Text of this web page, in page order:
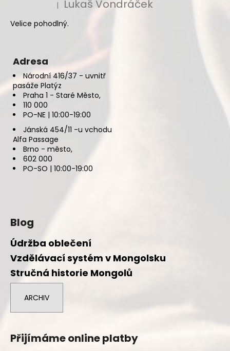
Hodnocení produktu je 5 z 5 hvězdiček.
| Lukaš Vondráček
Velice pohodlný.
Adresa
Národní 416/37 - uvnitř
pasáže Platýz
Praha 1 - Staré Město,
110 000
PO-NE | 10:00-19:00
Jánská 454/11 -u vchodu
Alfa Passage
Brno - město,
602 000
PO-SO | 10:00-19:00
Blog
Údržba oblečení
Vzdělávací systém v Mongolsku
Stručná historie Mongolů
ARCHIV
Přijímáme online platby